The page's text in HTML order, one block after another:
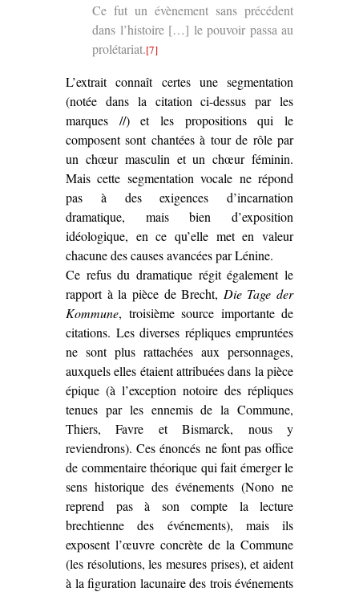
Ce fut un évènement sans précédent
dans l’histoire […] le pouvoir passa au
prolétariat.[7]
L’extrait connaît certes une segmentation
(notée dans la citation ci-dessus par les
marques //) et les propositions qui le
composent sont chantées à tour de rôle par
un chœur masculin et un chœur féminin.
Mais cette segmentation vocale ne répond
pas à des exigences d’incarnation
dramatique, mais bien d’exposition
idéologique, en ce qu’elle met en valeur
chacune des causes avancées par Lénine.
Ce refus du dramatique régit également le
rapport à la pièce de Brecht, Die Tage der
Kommune, troisième source importante de
citations. Les diverses répliques empruntées
ne sont plus rattachées aux personnages,
auxquels elles étaient attribuées dans la pièce
épique (à l’exception notoire des répliques
tenues par les ennemis de la Commune,
Thiers, Favre et Bismarck, nous y
reviendrons). Ces énoncés ne font pas office
de commentaire théorique qui fait émerger le
sens historique des événements (Nono ne
reprend pas à son compte la lecture
brechtienne des événements), mais ils
exposent l’œuvre concrète de la Commune
(les résolutions, les mesures prises), et aident
à la figuration lacunaire des trois événements